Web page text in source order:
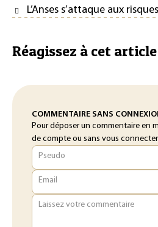
L’Anses s’attaque aux
Réagissez à cet article
COMMENTAIRE SANS
Pour déposer un commentaire en
de compte ou sans vous
Pseudo
Email
Laissez votre commentaire